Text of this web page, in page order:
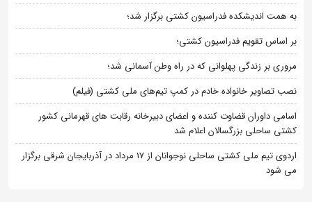
به همت اندیشکده فدراسیون کشتی برگزار شد؛
بر اساس تقویم فدراسیون کشتی؛
مروری بر زندگی پهلوانی که در راه وطن آسمانی شد؛
نصب تصاویر خانواده خادم در کمپ تیم‌های ملی کشتی (فیلم)
اسامی داوران قضاوت کننده و اعضای دبیرخانه رقابت های قهرمانی کشور
کشتی ساحلی بزرگسالان اعلام شد
اردوی تیم ملی کشتی ساحلی نوجوانان از 17 مرداد در آذربایجان شرقی برگزار
می شود